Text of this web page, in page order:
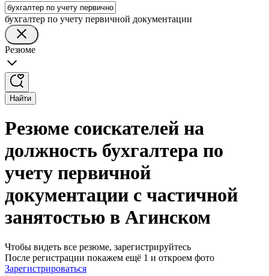
бухгалтер по учету первичной документации
Резюме
Найти
Резюме соискателей на
должность бухгалтера по
учету первичной
документации с частичной
занятостью в Агинском
Чтобы видеть все резюме, зарегистрируйтесь
После регистрации покажем ещё 1 и откроем фото
Зарегистрироваться